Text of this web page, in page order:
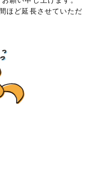
ほど延長させていただ